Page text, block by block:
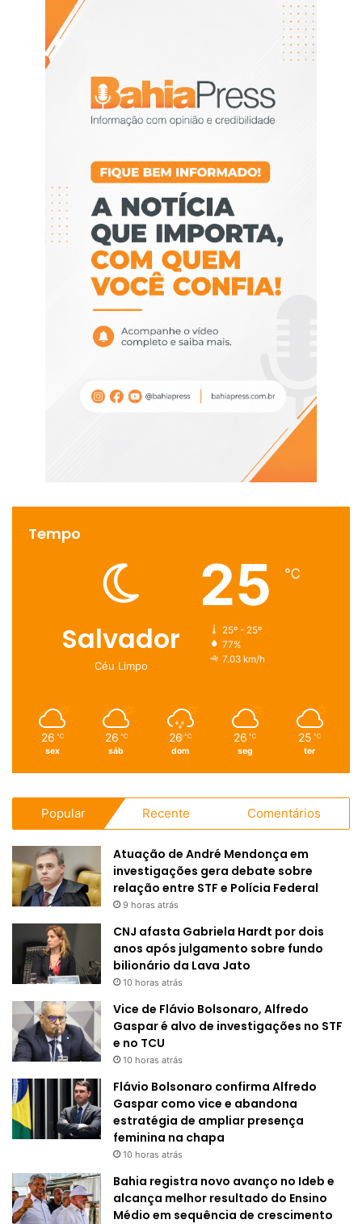
Tempo
Salvador
Céu Limpo
25 ℃
25º - 25º
77%
7.03 km/h
26 ℃
sex
26 ℃
sáb
26 ℃
dom
26 ℃
seg
25 ℃
ter
Popular Recente Comentários
Atuação de André Mendonça em
investigações gera debate sobre
relação entre STF e Polícia Federal
9 horas atrás
CNJ afasta Gabriela Hardt por dois
anos após julgamento sobre fundo
bilionário da Lava Jato
10 horas atrás
Vice de Flávio Bolsonaro, Alfredo
Gaspar é alvo de investigações no STF
e no TCU
10 horas atrás
Flávio Bolsonaro confirma Alfredo
Gaspar como vice e abandona
estratégia de ampliar presença
feminina na chapa
10 horas atrás
Bahia registra novo avanço no Ideb e
alcança melhor resultado do Ensino
Médio em sequência de crescimento